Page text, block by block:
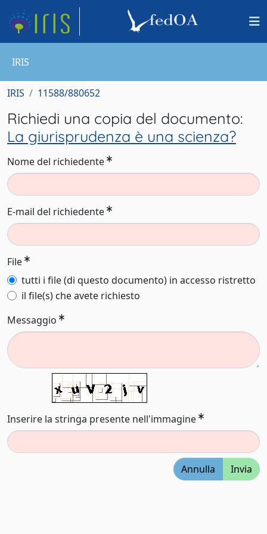
IRIS
IRIS 11588/880652
Richiedi una copia del documento:
La giurisprudenza è una scienza?
Nome del richiedente
E-mail del richiedente
File
tutti i file (di questo documento) in accesso ristretto
il file(s) che avete richiesto
Messaggio
Inserire la stringa presente nell'immagine
Annulla Invia